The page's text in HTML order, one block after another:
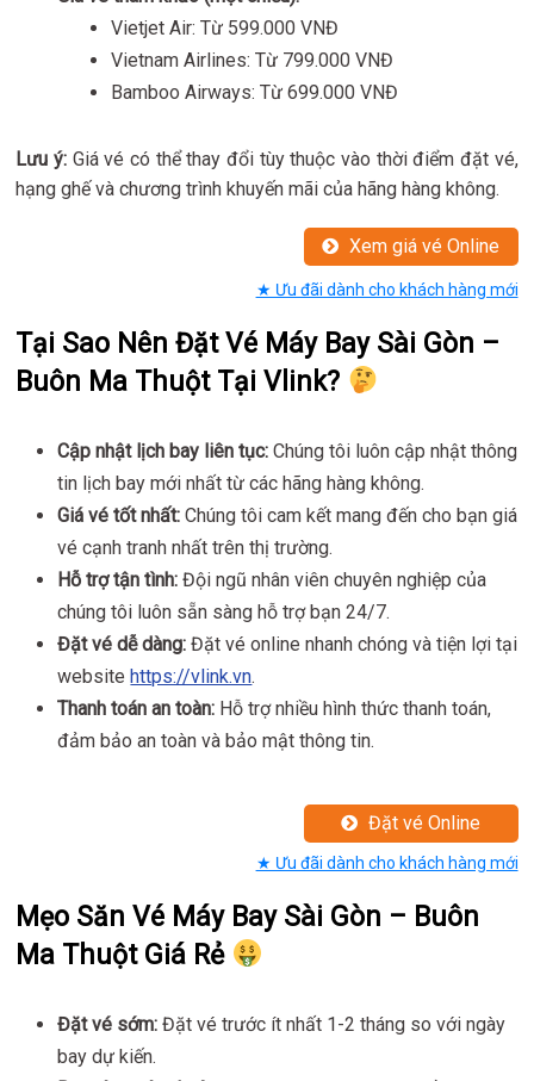
Vietjet Air: Từ 599.000 VNĐ
Vietnam Airlines: Từ 799.000 VNĐ
Bamboo Airways: Từ 699.000 VNĐ
Lưu ý: Giá vé có thể thay đổi tùy thuộc vào thời điểm đặt vé,
hạng ghế và chương trình khuyến mãi của hãng hàng không.
Xem giá vé Online
★ Ưu đãi dành cho khách hàng mới
Tại Sao Nên Đặt Vé Máy Bay Sài Gòn –
Buôn Ma Thuột Tại Vlink?
Cập nhật lịch bay liên tục: Chúng tôi luôn cập nhật thông
tin lịch bay mới nhất từ các hãng hàng không.
Giá vé tốt nhất: Chúng tôi cam kết mang đến cho bạn giá
vé cạnh tranh nhất trên thị trường.
Hỗ trợ tận tình: Đội ngũ nhân viên chuyên nghiệp của
chúng tôi luôn sẵn sàng hỗ trợ bạn 24/7.
Đặt vé dễ dàng: Đặt vé online nhanh chóng và tiện lợi tại
websitehttps://vlink.vn.
Thanh toán an toàn: Hỗ trợ nhiều hình thức thanh toán,
đảm bảo an toàn và bảo mật thông tin.
Đặt vé Online
★ Ưu đãi dành cho khách hàng mới
Mẹo Săn Vé Máy Bay Sài Gòn – Buôn
Ma Thuột Giá Rẻ
Đặt vé sớm: Đặt vé trước ít nhất 1-2 tháng so với ngày
bay dự kiến.